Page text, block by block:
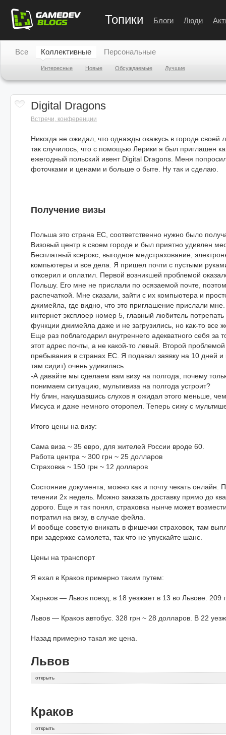
Топики Блоги Люди
Все Коллективные
Интересные Новые Обсуждаемые Лучшие
Персональные
Digital Dragons
Встречи, конференции
Никогда не ожидал, что однажды окажусь в городе
так случилось, что с помощью Лерики я был приглашен
ежегодный польский ивент Digital Dragons. Меня
фоточками и ценами и больше о быте. Ну так и сделаю.
Получение визы
Польша это страна ЕС, соответственно нужно было
Визовый центр в своем городе и был приятно удивлен
Бесплатный ксерокс, выгодное медстрахование,
компьютеры и все дела. Я пришел почти с пустыми
отксерил и оплатил. Первой возникшей проблемой
Польшу. Его мне не прислали по осязаемой почте,
распечаткой. Мне сказали, зайти с их компьютера и
джимейла, где видно, что это приглашение прислали
интернет эксплоер номер 5, главный любитель
функции джимейла даже и не загрузились, но как-то все
Еще раз поблагодарил внутреннего адекватного себя за
этот адрес почты, а не какой-то левый. Второй
пребывания в странах ЕС. Я подавал заявку на 10 дней и
там сидит) очень удивилась.
-А давайте мы сделаем вам визу на полгода, почему
понимаем ситуацию, мультивиза на полгода устроит?
Ну блин, накушавшись слухов я ожидал этого меньше,
Иисуса и даже немного оторопел. Теперь сижу с
Итого цены на визу:
Сама виза ~ 35 евро, для жителей России вроде 60.
Работа центра ~ 300 грн ~ 25 долларов
Cтраховка ~ 150 грн ~ 12 долларов
Состояние документа, можно как и почту чекать онлайн.
течении 2х недель. Можно заказать доставку прямо до
дорого. Еще я так понял, страховка нынче может
потратил на визу, в случае фейла.
И вообще советую вникать в фишечки страховок, там
при задержке самолета, так что не упускайте шанс.
Цены на транспорт
Я ехал в Краков примерно таким путем:
Харьков — Львов поезд, в 18 уезжает в 13 во Львове. 209
Львов — Краков автобус. 328 грн ~ 28 долларов. В 22
Назад примерно такая же цена.
Львов
открыть
Краков
открыть